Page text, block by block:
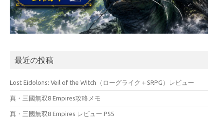
最近の投稿
Lost Eidolons: Veil of the Witch（ローグライク＋SRPG）レビュー
真・三國無双8 Empires攻略メモ
真・三國無双8 Empires レビュー PS5